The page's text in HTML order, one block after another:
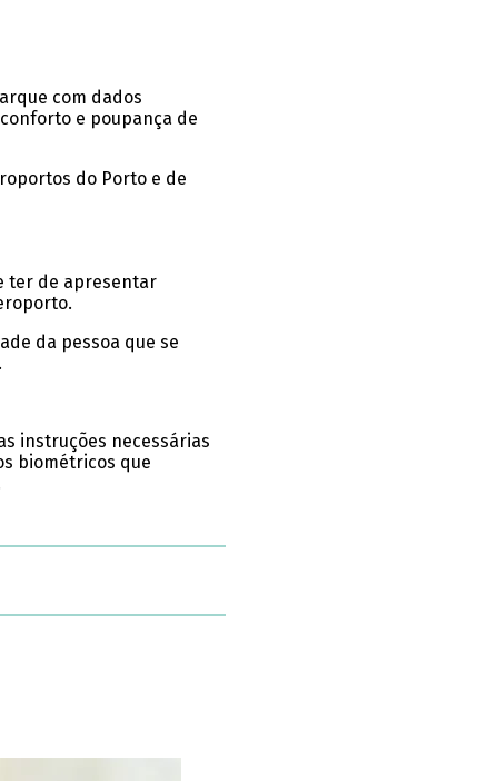
com dados
e poupança de
do Porto e de
ter de apresentar
da pessoa que se
instruções necessárias
biométricos que